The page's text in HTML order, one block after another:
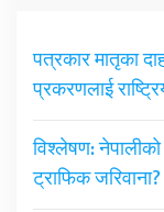
पत्रकार मातृका
प्रकरणलाई
विश्लेषण:
ट्राफिक